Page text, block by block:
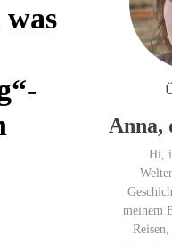
Anna,
Hi,
meinem